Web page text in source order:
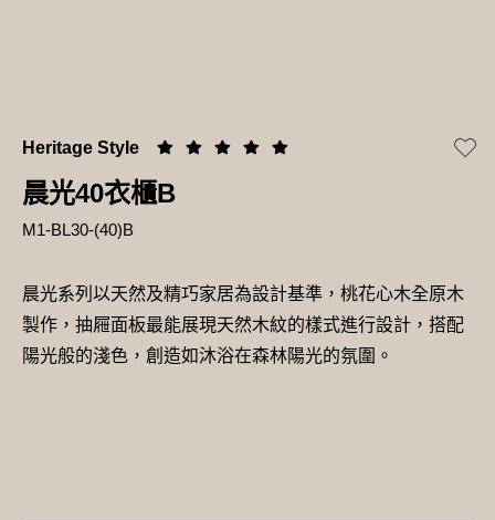
Heritage Style
晨光40衣櫃B
M1-BL30-(40)B
晨光系列以天然及精巧家居為設計基準，桃花心木全原木
製作，抽屜面板最能展現天然木紋的樣式進行設計，搭配
陽光般的淺色，創造如沐浴在森林陽光的氛圍。